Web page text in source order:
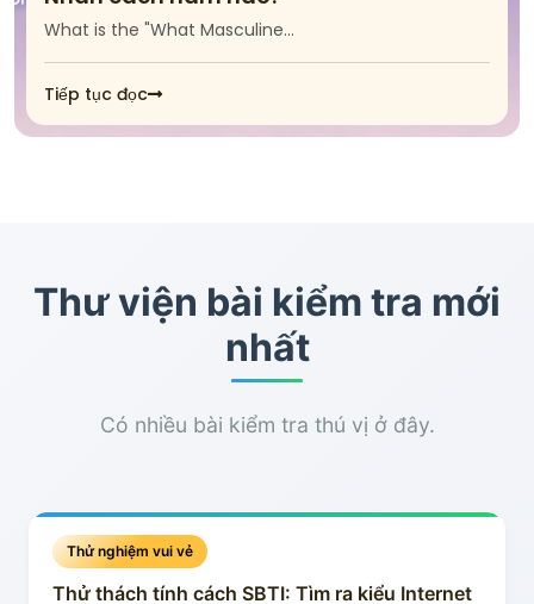
What is the "What Masculine…
Tiếp tục đọc
Thư viện bài kiểm tra mới
nhất
Có nhiều bài kiểm tra thú vị ở đây.
Thử nghiệm vui vẻ
Thử thách tính cách SBTI: Tìm ra kiểu Internet